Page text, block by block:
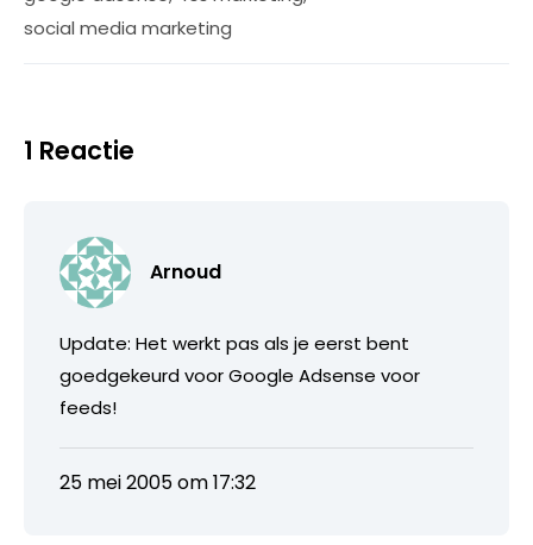
social media marketing
1 Reactie
Arnoud
Update: Het werkt pas als je eerst bent
goedgekeurd voor Google Adsense voor
feeds!
25 mei 2005 om 17:32